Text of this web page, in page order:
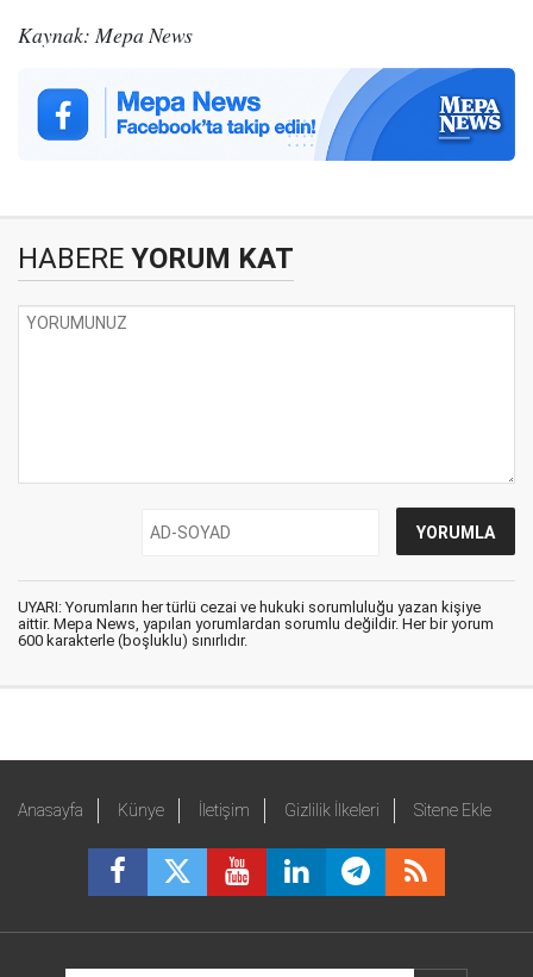
Kaynak: Mepa News
HABERE YORUM KAT
UYARI: Yorumların her türlü cezai ve hukuki sorumluluğu yazan kişiye
aittir. Mepa News, yapılan yorumlardan sorumlu değildir. Her bir yorum
600 karakterle (boşluklu) sınırlıdır.
Anasayfa Künye İletişim Gizlilik İlkeleri Sitene Ekle